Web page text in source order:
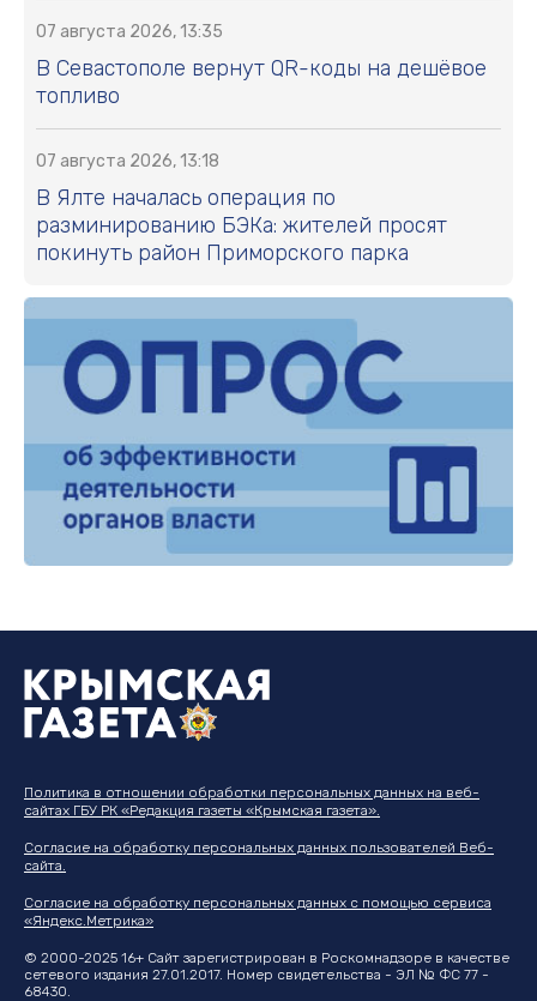
07 августа 2026, 13:35
В Севастополе вернут QR-коды на дешёвое
топливо
07 августа 2026, 13:18
В Ялте началась операция по
разминированию БЭКа: жителей просят
покинуть район Приморского парка
Политика в отношении обработки персональных данных на веб-
сайтах ГБУ РК «Редакция газеты «Крымская газета».
Согласие на обработку персональных данных пользователей Веб-
сайта.
Согласие на обработку персональных данных с помощью сервиса
«Яндекс.Метрика»
© 2000-2025 16+ Сайт зарегистрирован в Роскомнадзоре в качестве
сетевого издания 27.01.2017. Номер свидетельства - ЭЛ № ФС 77 -
68430.